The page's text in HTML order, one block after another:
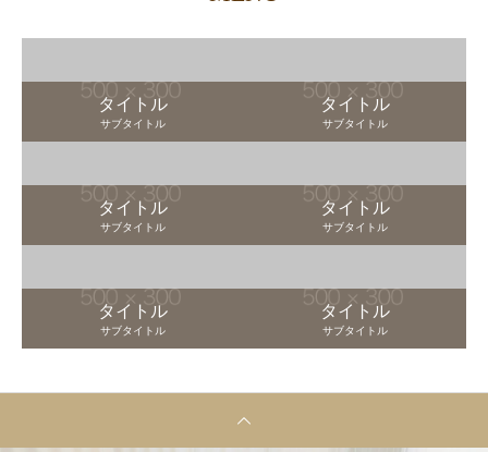
タイトル
サブタイトル
タイトル
サブタイトル
タイトル
サブタイトル
タイトル
サブタイトル
タイトル
サブタイトル
タイトル
サブタイトル